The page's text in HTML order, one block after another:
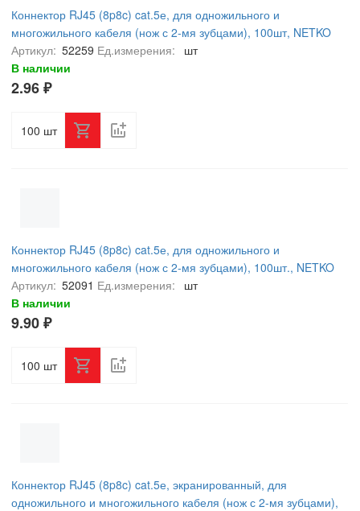
Коннектор RJ45 (8p8c) cat.5е, для одножильного и
многожильного кабеля (нож с 2-мя зубцами), 100шт, NETKO
Optima
Артикул: 52259 Ед.измерения:
шт
В наличии
2.96 ₽
шт
Коннектор RJ45 (8p8c) cat.5е, для одножильного и
многожильного кабеля (нож с 2-мя зубцами), 100шт., NETKO
Expert CKC
Артикул: 52091 Ед.измерения:
шт
В наличии
9.90 ₽
шт
Коннектор RJ45 (8p8c) cat.5е, экранированный, для
одножильного и многожильного кабеля (нож с 2-мя зубцами),